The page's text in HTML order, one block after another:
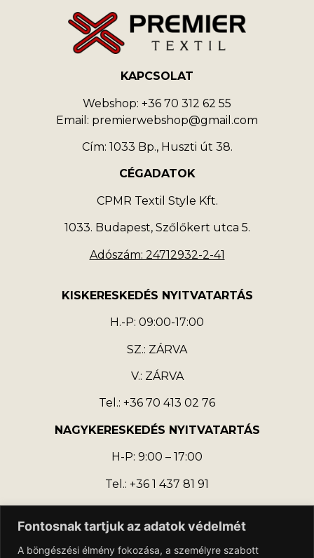
Fontosnak tartjuk az adatok védelmét
A böngészési élmény fokozása, a személyre szabott
KAPCSOLAT
Webshop: +36 70 312 62 55
Email: premierwebshop@gmail.com
Cím: 1033 Bp., Huszti út 38.
CÉGADATOK
CPMR Textil Style Kft.
1033. Budapest, Szőlőkert utca 5.
Adószám: 24712932-2-41
KISKERESKEDÉS NYITVATARTÁS
H.-P: 09:00-17:00
SZ.: ZÁRVA
V.: ZÁRVA
Tel.: +36 70 413 02 76
NAGYKERESKEDÉS NYITVATARTÁS
H-P: 9:00 – 17:00
Tel.: +36 1 437 81 91